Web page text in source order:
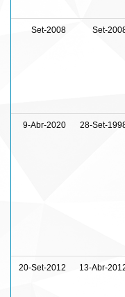
Set-2008 Set-
9-Abr-2020 28-Set-
20-Set-2012 13-Abr-